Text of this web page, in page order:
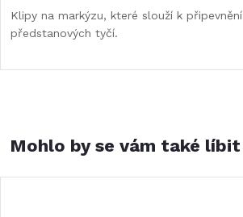
Klipy na markýzu, které slouží k připevnění
předstanových tyčí.